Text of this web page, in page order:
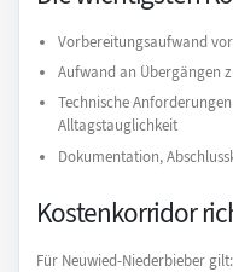
Vorbereitungsaufwand
Aufwand an Übergängen
Technische
Alltagstauglichkeit
Dokumentation,
Kostenkorridor
Für Neuwied-Niederbieber